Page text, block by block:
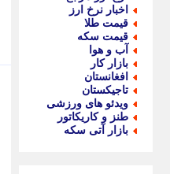
اخبار نرخ ارز
قیمت طلا
قیمت سکه
آب و هوا
بازار کار
افغانستان
تاجیکستان
ویدئو های ورزشی
طنز و کاریکاتور
بازار آتی سکه